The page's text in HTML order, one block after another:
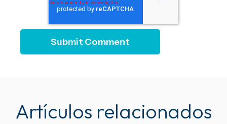
Artículos relacionados